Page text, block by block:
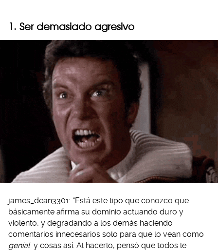
1. Ser demasiado agresivo
james_dean3301: “Está este tipo que conozco que
básicamente afirma su dominio actuando duro y
violento, y degradando a los demás haciendo
comentarios innecesarios solo para que lo vean como
genial y cosas así. Al hacerlo, pensó que todos le